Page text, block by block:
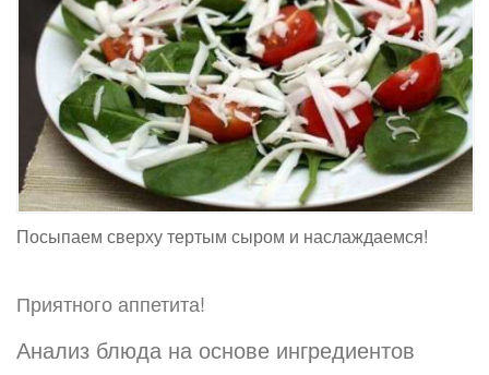
Посыпаем сверху тертым сыром и наслаждаемся!
Приятного аппетита!
Анализ блюда на основе ингредиентов